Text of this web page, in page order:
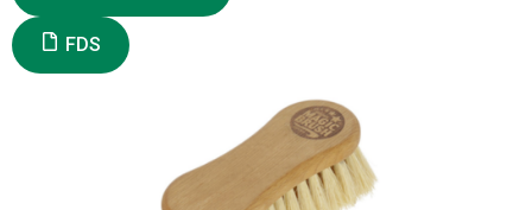
FDS